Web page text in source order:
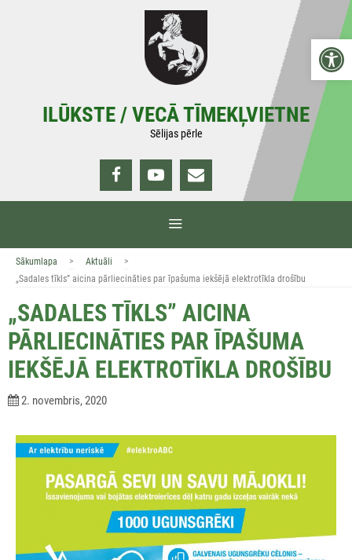
ILŪKSTE / VECĀ TĪMEKĻVIETNE
Sēlijas pērle
Sākumlapa > Aktuāli
>
„Sadales tīkls” aicina pārliecināties par īpašuma iekšējā elektrotīkla drošību
„SADALES TĪKLS” AICINA
PĀRLIECINĀTIES PAR ĪPAŠUMA
IEKŠĒJĀ ELEKTROTĪKLA DROŠĪBU
2. novembris, 2020